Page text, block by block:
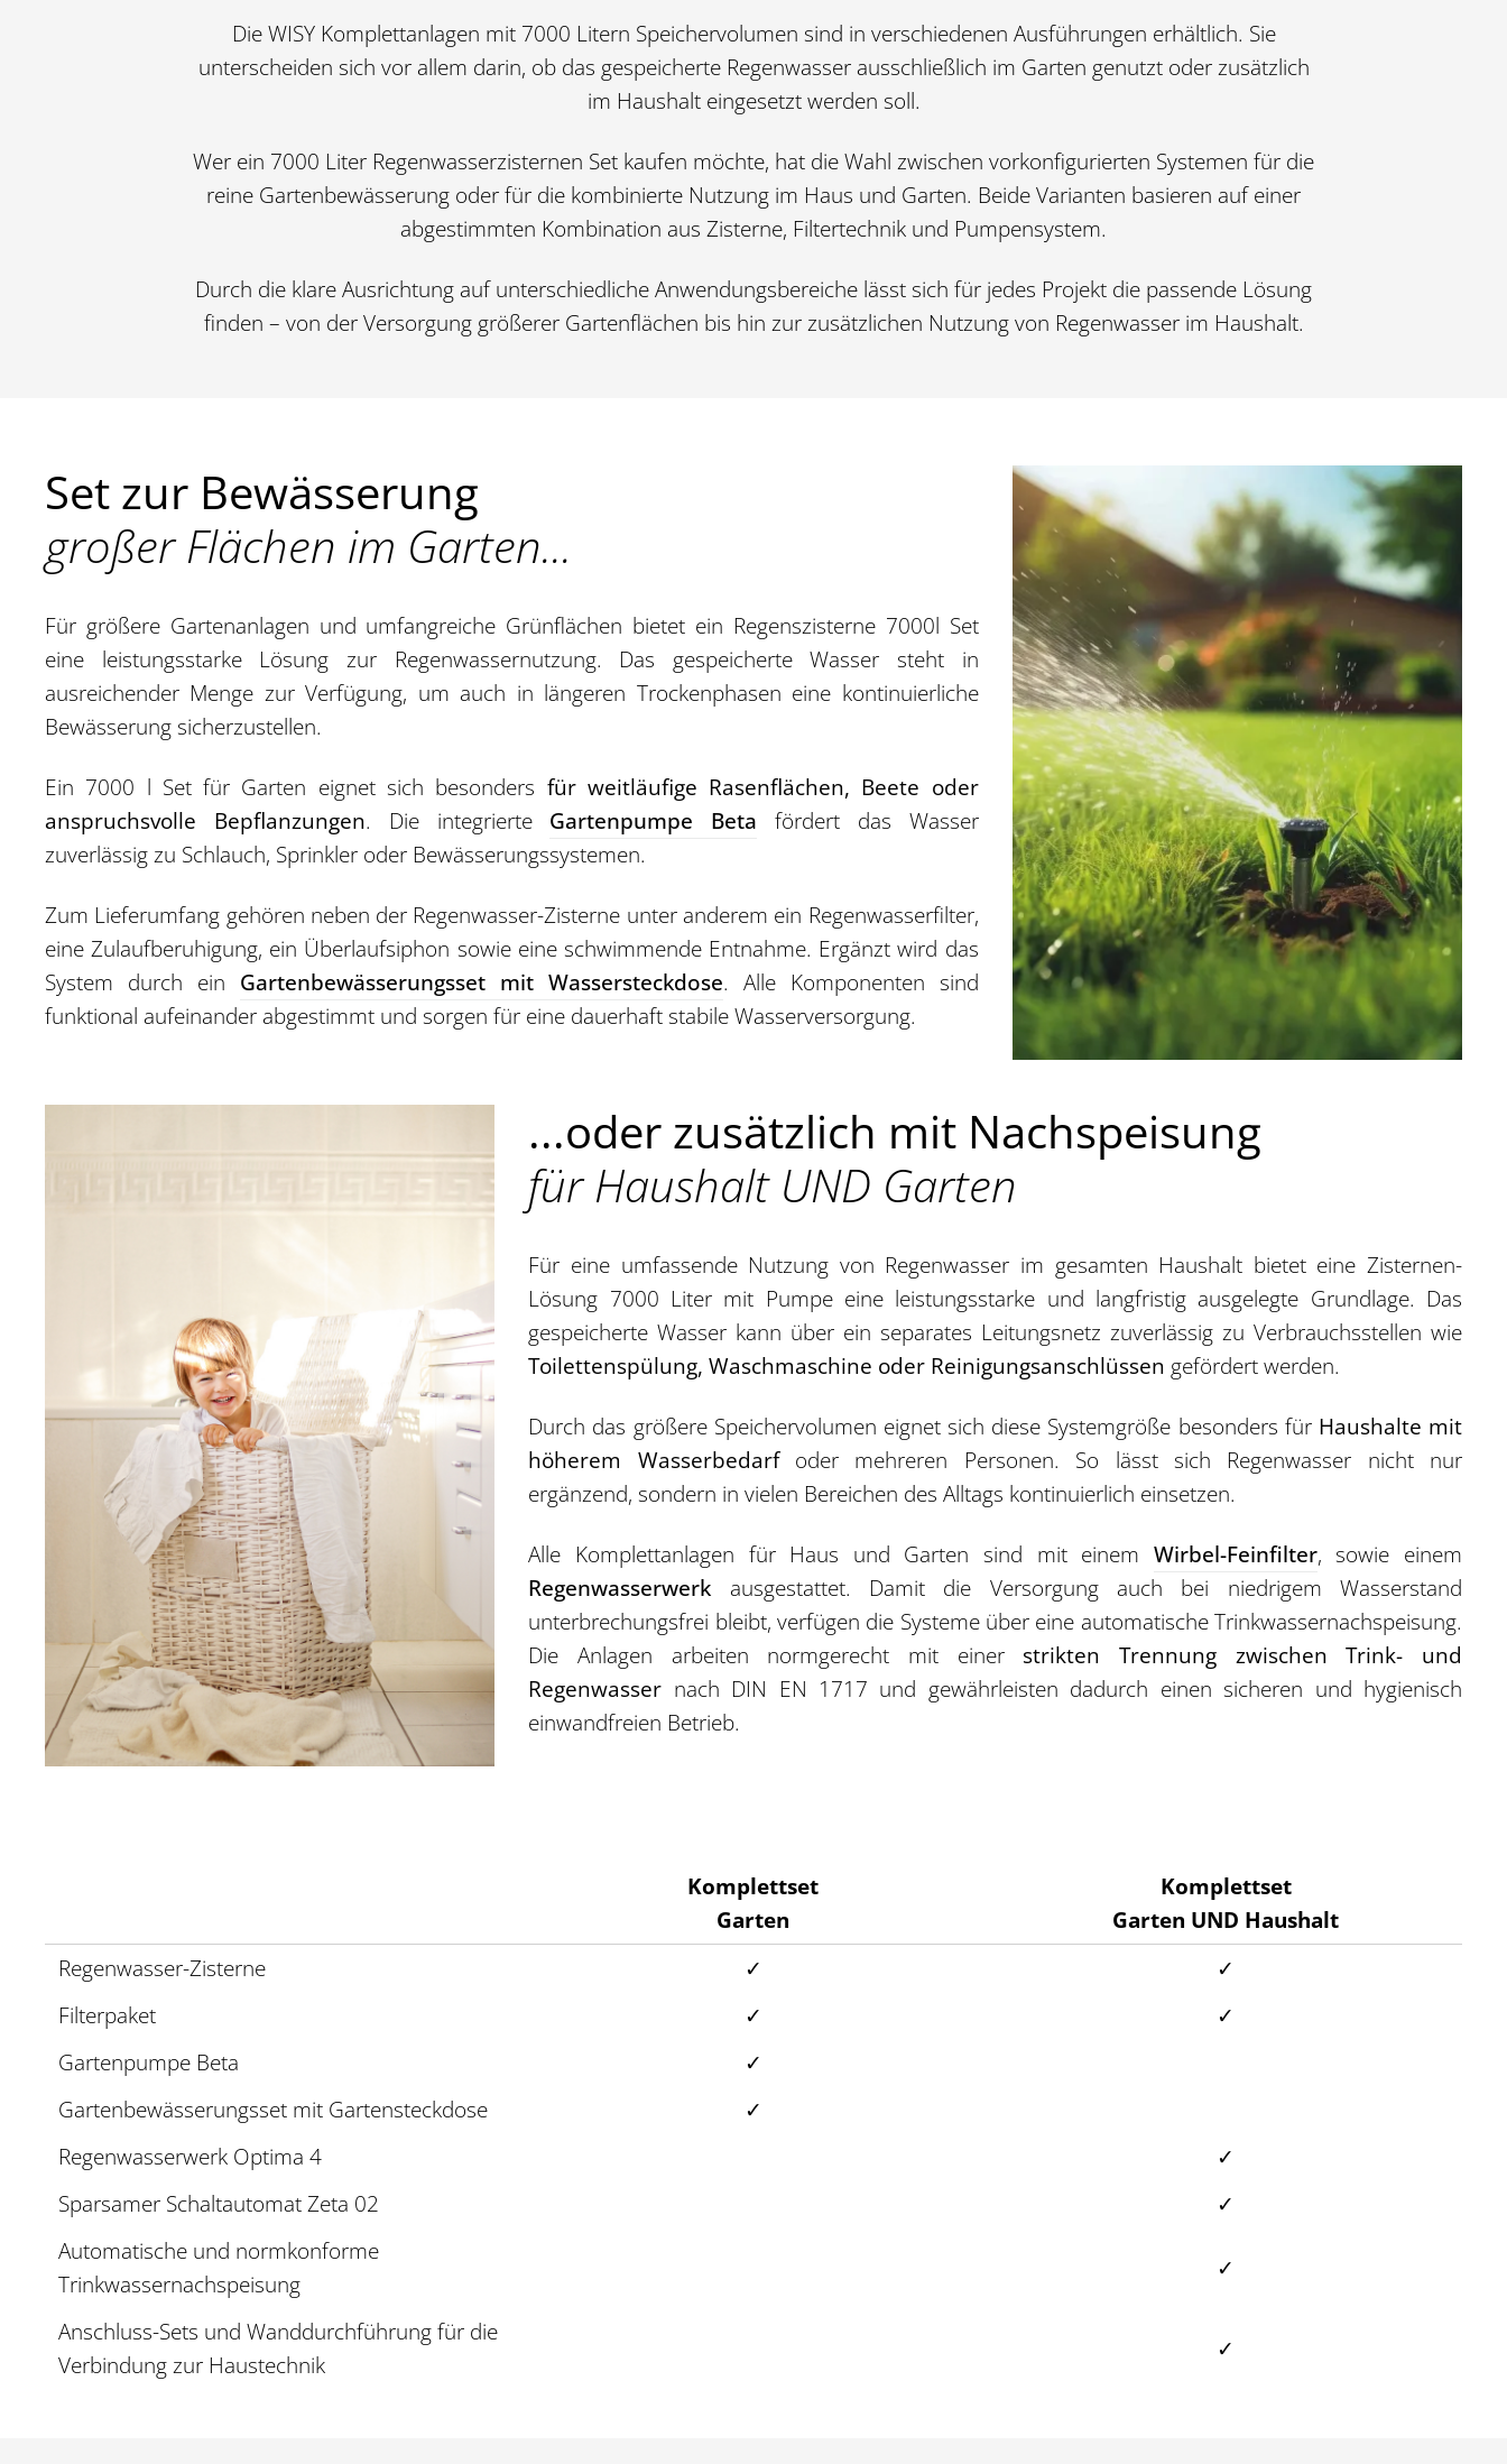
Die WISY Komplettanlagen mit 7000 Litern Speichervolumen sind in verschiedenen Ausführungen erhältlich. Sie
unterscheiden sich vor allem darin, ob das gespeicherte Regenwasser ausschließlich im Garten genutzt oder zusätzlich
im Haushalt eingesetzt werden soll.
Wer ein 7000 Liter Regenwasserzisternen Set kaufen möchte, hat die Wahl zwischen vorkonfigurierten Systemen für die
reine Gartenbewässerung oder für die kombinierte Nutzung im Haus und Garten. Beide Varianten basieren auf einer
abgestimmten Kombination aus Zisterne, Filtertechnik und Pumpensystem.
Durch die klare Ausrichtung auf unterschiedliche Anwendungsbereiche lässt sich für jedes Projekt die passende Lösung
finden – von der Versorgung größerer Gartenflächen bis hin zur zusätzlichen Nutzung von Regenwasser im Haushalt.
Set zur Bewässerung
großer Flächen im Garten...
Für größere Gartenanlagen und umfangreiche Grünflächen bietet ein Regenszisterne 7000l Set
eine leistungsstarke Lösung zur Regenwassernutzung. Das gespeicherte Wasser steht in
ausreichender Menge zur Verfügung, um auch in längeren Trockenphasen eine kontinuierliche
Bewässerung sicherzustellen.
Ein 7000 l Set für Garten eignet sich besonders für weitläufige Rasenflächen, Beete oder
anspruchsvolle Bepflanzungen. Die integrierte Gartenpumpe Beta fördert das Wasser
zuverlässig zu Schlauch, Sprinkler oder Bewässerungssystemen.
Zum Lieferumfang gehören neben der Regenwasser-Zisterne unter anderem ein Regenwasserfilter,
eine Zulaufberuhigung, ein Überlaufsiphon sowie eine schwimmende Entnahme. Ergänzt wird das
System durch ein Gartenbewässerungsset mit Wassersteckdose. Alle Komponenten sind
funktional aufeinander abgestimmt und sorgen für eine dauerhaft stabile Wasserversorgung.
...oder zusätzlich mit Nachspeisung
für Haushalt UND Garten
Für eine umfassende Nutzung von Regenwasser im gesamten Haushalt bietet eine Zisternen-
Lösung 7000 Liter mit Pumpe eine leistungsstarke und langfristig ausgelegte Grundlage. Das
gespeicherte Wasser kann über ein separates Leitungsnetz zuverlässig zu Verbrauchsstellen wie
Toilettenspülung, Waschmaschine oder Reinigungsanschlüssen gefördert werden.
Durch das größere Speichervolumen eignet sich diese Systemgröße besonders für Haushalte mit
höherem Wasserbedarfoder mehreren Personen. So lässt sich Regenwasser nicht nur
ergänzend, sondern in vielen Bereichen des Alltags kontinuierlich einsetzen.
Alle Komplettanlagen für Haus und Garten sind mit einem Wirbel-Feinfilter, sowie einem
Regenwasserwerk ausgestattet. Damit die Versorgung auch bei niedrigem Wasserstand
unterbrechungsfrei bleibt, verfügen die Systeme über eine automatische Trinkwassernachspeisung.
Die Anlagen arbeiten normgerecht mit einer strikten Trennung zwischen Trink- und
Regenwasser nach DIN EN 1717 und gewährleisten dadurch einen sicheren und hygienisch
einwandfreien Betrieb.
Komplettset
Garten
Komplettset
Garten UND Haushalt
Regenwasser-Zisterne
✓
✓
Filterpaket
✓
✓
Gartenpumpe Beta
✓
Gartenbewässerungsset mit Gartensteckdose
✓
Regenwasserwerk Optima 4
✓
Sparsamer Schaltautomat Zeta 02
✓
Automatische und normkonforme
Trinkwassernachspeisung
✓
Anschluss-Sets und Wanddurchführung für die
Verbindung zur Haustechnik
✓